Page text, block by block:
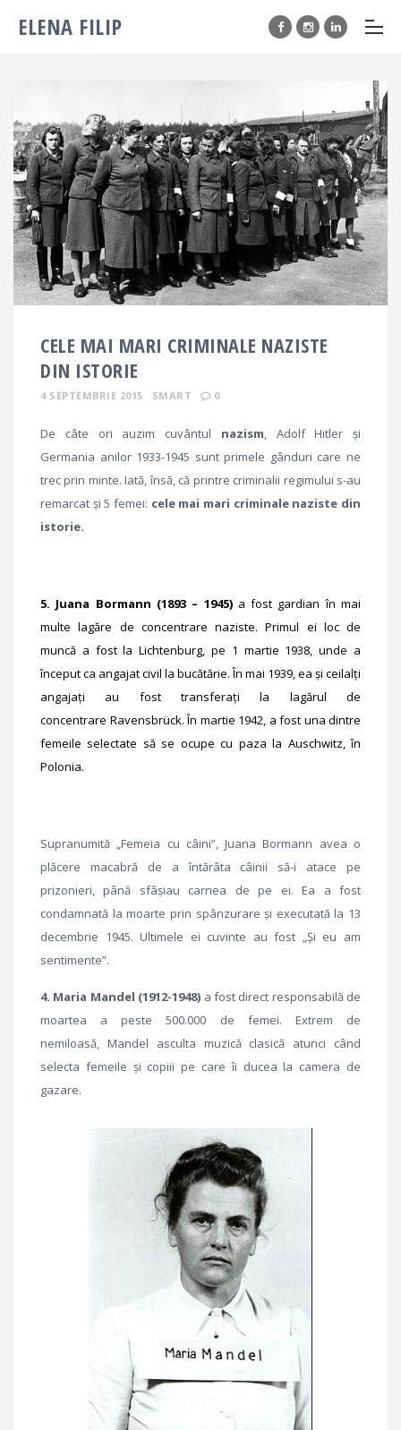
ELENA FILIP
CELE MAI MARI CRIMINALE NAZISTE
DIN ISTORIE
4 SEPTEMBRIE 2015 SMART 0
De câte ori auzim cuvântul nazism, Adolf Hitler şi
Germania anilor 1933-1945 sunt primele gânduri care ne
trec prin minte. Iată, însă, că printre criminalii regimului s-au
remarcat și 5 femei: cele mai mari criminale naziste din
istorie.
5. Juana Bormann (1893 – 1945) a fost gardian în mai
multe lagăre de concentrare naziste. Primul ei loc de
muncă a fost la Lichtenburg, pe 1 martie 1938, unde a
început ca angajat civil la bucătărie. În mai 1939, ea și ceilalți
angajați au fost transferați la lagărul de
concentrare Ravensbrück.În martie 1942, a fost una dintre
femeile selectate să se ocupe cu paza la Auschwitz, în
Polonia.
Supranumită „Femeia cu câini”, Juana Bormann avea o
plăcere macabră de a întărâta câinii să-i atace pe
prizonieri, până sfâşiau carnea de pe ei. Ea a fost
condamnată la moarte prin spânzurare şi executată la 13
decembrie 1945. Ultimele ei cuvinte au fost „Şi eu am
sentimente”.
4. Maria Mandel (1912-1948) a fost direct responsabilă de
moartea a peste 500.000 de femei. Extrem de
nemiloasă, Mandel asculta muzică clasică atunci când
selecta femeile şi copiii pe care îi ducea la camera de
gazare.